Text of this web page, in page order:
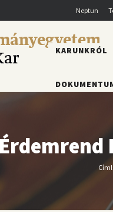
Neptun
FŐMENÜ
KARUNKRÓL